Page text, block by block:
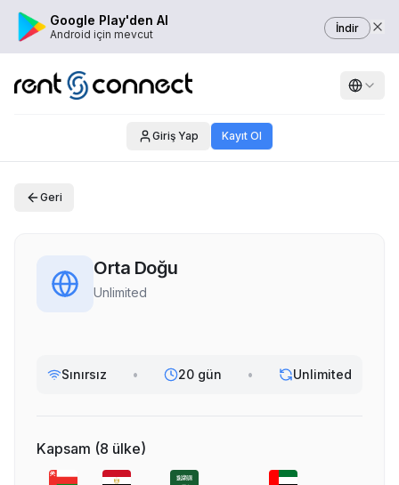
Google Play'den Al
Android için mevcut İndir
Giriş Yap Kayıt Ol
Geri
Orta Doğu
Unlimited
Sınırsız • 20 gün • Unlimited
Kapsam (8 ülke)